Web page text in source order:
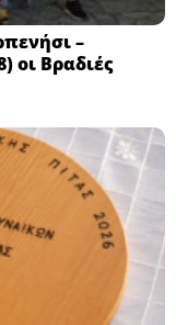
–
οι Βραδιές